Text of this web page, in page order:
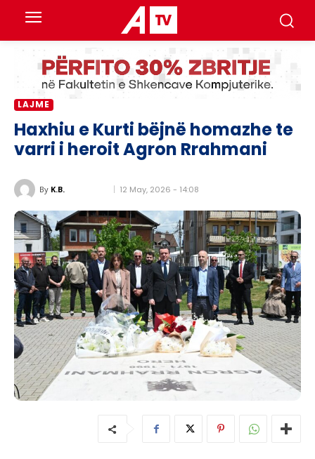
LAJME
Haxhiu e Kurti bëjnë homazhe te
varri i heroit Agron Rrahmani
By K.B. 12 May, 2026 - 14:08